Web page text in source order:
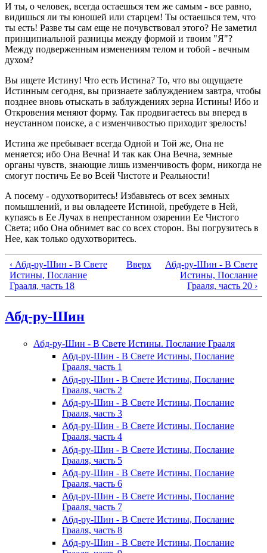
И ты, о человек, всегда остаешься тем же самым - все равно,
видишься ли ты юношей или старцем! Ты остаешься тем, что
ты есть! Разве ты сам еще не почувствовал этого? Не заметил
принципиальной разницы между формой и твоим "Я"?
Между подверженным изменениям телом и тобой - вечным
духом?
Вы ищете Истину! Что есть Истина? То, что вы ощущаете
Истинным сегодня, вы признаете заблуждением завтра, чтобы
позднее вновь отыскать в заблуждениях зерна Истины! Ибо и
Откровения меняют форму. Так продвигаетесь вы вперед в
неустанном поиске, а с изменчивостью приходит зрелость!
Истина же пребывает всегда Одной и Той же, Она не
меняется; ибо Она Вечна! И так как Она Вечна, земные
органы чувств, знающие лишь изменчивость форм, никогда не
смогут постичь Ее во Всей Чистоте и Реальности!
А посему - одухотворитесь! Избавьтесь от всех земных
помышлений, и вы овладеете Истиной, пребудете в Ней,
купаясь в Ее Лучах в непрестанном озарении Ее Чистого
Света; ибо Она обнимет вас со всех сторон. Вы погрузитесь в
Нее, как только одухотворитесь.
‹ Абд-ру-Шин - В Свете
Истины, Послание
Грааля, часть 18
Вверх
Абд-ру-Шин - В Свете
Истины, Послание
Грааля, часть 20 ›
Абд-ру-Шин
Абд-ру-Шин - В Свете Истины. Послание Грааля
Абд-ру-Шин - В Свете Истины, Послание
Грааля, часть 1
Абд-ру-Шин - В Свете Истины, Послание
Грааля, часть 2
Абд-ру-Шин - В Свете Истины, Послание
Грааля, часть 3
Абд-ру-Шин - В Свете Истины, Послание
Грааля, часть 4
Абд-ру-Шин - В Свете Истины, Послание
Грааля, часть 5
Абд-ру-Шин - В Свете Истины, Послание
Грааля, часть 6
Абд-ру-Шин - В Свете Истины, Послание
Грааля, часть 7
Абд-ру-Шин - В Свете Истины, Послание
Грааля, часть 8
Абд-ру-Шин - В Свете Истины, Послание